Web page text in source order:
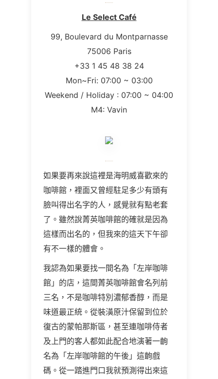
Le Select Café
99, Boulevard du Montparnasse
75006 Paris
+33 1 45 48 38 24
Mon~Fri: 07:00 ~ 03:00
Weekend / Holiday : 07:00 ~ 04:00
M4: Vavin
如果要再來說這裡是海明威喜歡來的
咖啡館，裡面又曾經駐足多少有頭有
臉叫得出名字的人，感覺就有點老套
了。雖然說菁英咖啡館的確就是因為
這樣而出名的，但我來的這天下午卻
有不一樣的體會。
我認為如果要找一間名為「左岸咖啡
館」的店，這間菁英咖啡館會名列前
三名，不是咖啡特別濃郁香醇，而是
味道最正統。從裝潢原汁保留到位於
復古的蒙帕那斯區，甚至連咖啡侍者
及上門的客人都如此配合地演著一齣
名為「左岸咖啡館的午後」這齣戲
碼。從一踏進門口我就預測得出來這